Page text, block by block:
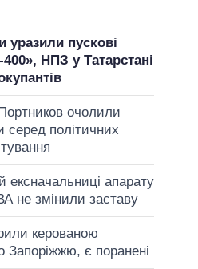
пускові
НПЗ у Татарстані
очолили
серед політичних
ексначальниці апарату
не змінили заставу
керованою
Запоріжжю, є поранені